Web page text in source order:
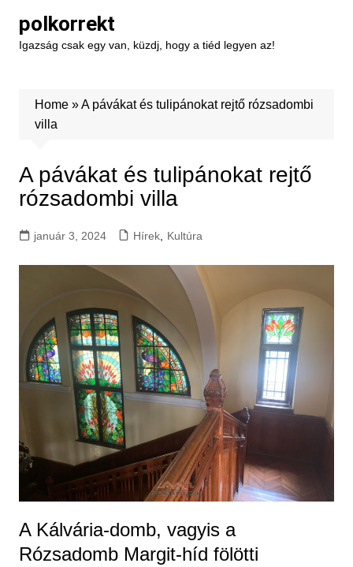
content
polkorrekt
Igazság csak egy van, küzdj, hogy a tiéd legyen az!
Home»A pávákat és tulipánokat rejtő rózsadombi
villa
A pávákat és tulipánokat rejtő
rózsadombi villa
január 3, 2024 Hírek, Kultúra
A Kálvária-domb, vagyis a
Rózsadomb Margit-híd fölötti